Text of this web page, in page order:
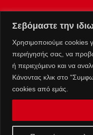
Σεβόμαστε την
Χρησιμοποιούμε cookies
περιήγησής σας, να
ή περιεχόμενο και να
Κάνοντας κλικ στο
cookies από εμάς.
Ταυτότητα